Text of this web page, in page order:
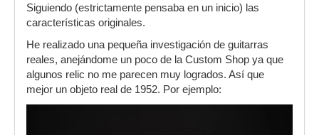
Siguiendo (estrictamente pensaba en un inicio) las
características originales.
He realizado una pequeña investigación de guitarras
reales, anejándome un poco de la Custom Shop ya que
algunos relic no me parecen muy logrados. Así que
mejor un objeto real de 1952. Por ejemplo: